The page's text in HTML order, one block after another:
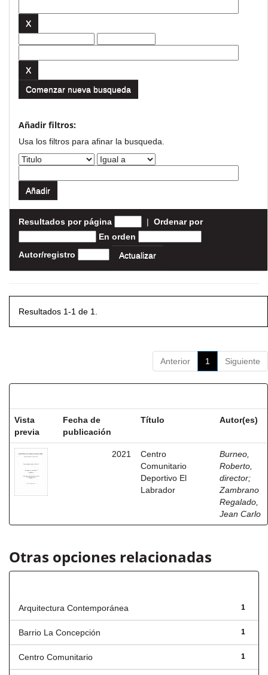
Comenzar nueva busqueda
Añadir filtros:
Usa los filtros para afinar la busqueda.
Resultados por página | Ordenar por
En orden
Autor/registro
Resultados 1-1 de 1.
Anterior 1 Siguiente
Vista
previa
Fecha de
publicación
Título Autor(es)
2021
Centro
Comunitario
Deportivo El
Labrador
Burneo,
Roberto,
director;
Zambrano
Regalado,
Jean Carlo
Otras opciones relacionadas
1
Arquitectura Contemporánea
1
Barrio La Concepción
1
Centro Comunitario